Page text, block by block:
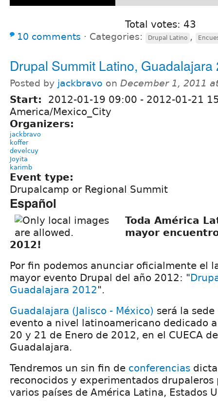
Total votes: 43
10 comments ⋅ Categories: Drupal Latino ,
Drupal Summit Latino, Guadalajara
Posted by jackbravo on December 1, 2011
Start: 2012-01-19 09:00 - 2012-01-21
America/Mexico_City
Organizers:
jackbravo
koffer
develcuy
Joyita
karimb
Event type:
Drupalcamp or Regional Summit
Español
Toda América
mayor
2012!
Por fin podemos anunciar oficialmente el
mayor evento Drupal del año 2012: "
Guadalajara 2012".
Guadalajara (Jalisco - México) será la
evento a nivel latinoamericano dedicado
20 y 21 de Enero de 2012, en el CUECA
Guadalajara.
Tendremos un sin fin de conferencias
reconocidos y experimentados
varios países de América Latina, Estados